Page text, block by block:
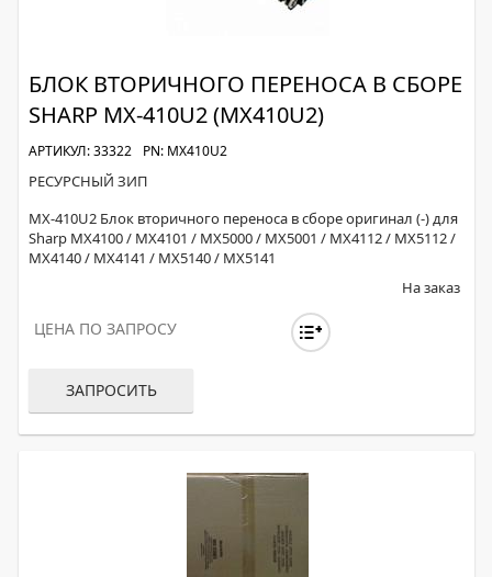
БЛОК ВТОРИЧНОГО ПЕРЕНОСА В СБОРЕ
SHARP MX-410U2 (MX410U2)
АРТИКУЛ: 33322 PN: MX410U2
РЕСУРСНЫЙ ЗИП
MX-410U2 Блок вторичного переноса в сборе оригинал (-) для
Sharp MX4100 / MX4101 / MX5000 / MX5001 / MX4112 / MX5112 /
MX4140 / MX4141 / MX5140 / MX5141
На заказ
ЦЕНА ПО ЗАПРОСУ
ЗАПРОСИТЬ